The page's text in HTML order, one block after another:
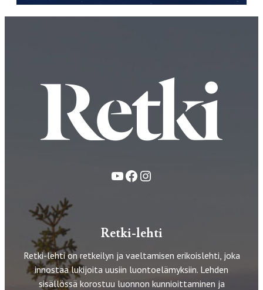
YouTube
FacebookInstagram
Retki-lehti
Retki-lehti on retkeilyn ja vaeltamisen erikoislehti, joka
innostaa lukijoita uusiin luontoelämyksiin. Lehden
sisällössä korostuu luonnon kunnioittaminen ja